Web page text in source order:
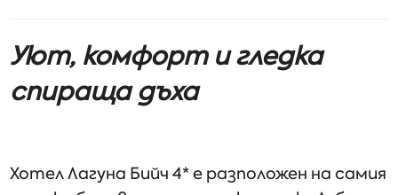
Уют, комфорт и гледка
спираща дъха
Хотел Лагуна Бийч 4* е разположен на самия